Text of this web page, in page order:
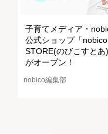
子育てメディア・
公式ショップ「nobico
STORE(のびこすとあ)
がオープン！
nobico編集部